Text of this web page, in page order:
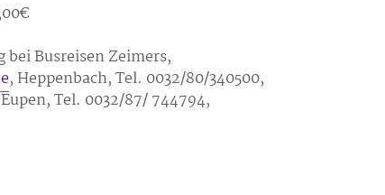
Busreisen Zeimers,
, Heppenbach, Tel. 0032/80/340500,
Tel. 0032/87/ 744794,